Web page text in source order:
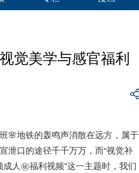
觉美学与感官福利
🌸地铁的轰鸣声消散在远方，属于
泄口的途径千千万万，而“视觉补
人㊙️福利视频”这一主题时，我们